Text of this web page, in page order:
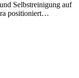
Selbstreinigung auf
positioniert…